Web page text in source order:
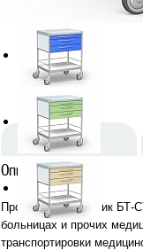
Описание
Описание
Процедурный столик БТ-
больницах и прочих
транспортировки